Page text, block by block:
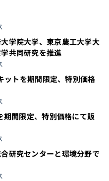
学院大学、東京農工大学大
共同研究を推進
ットを期間限定、特別価格
期間限定、特別価格にて販
研究センターと環境分野で